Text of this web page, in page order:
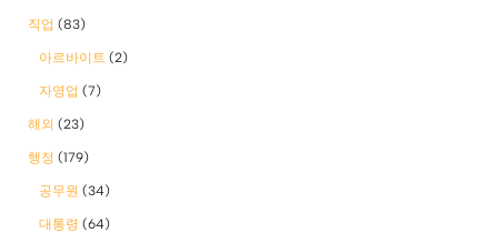
직업 (83)
아르바이트 (2)
자영업 (7)
해외 (23)
행정 (179)
공무원 (34)
대통령 (64)